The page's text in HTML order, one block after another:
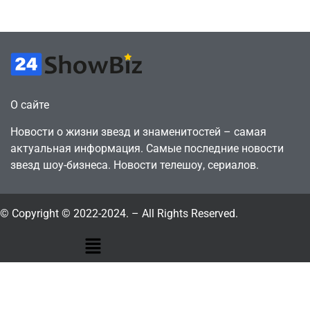
О сайте
Новости о жизни звезд и знаменитостей – самая
актуальная информация. Самые последние новости
звезд шоу-бизнеса. Новости телешоу, сериалов.
© Copyright © 2022-2024. – All Rights Reserved.